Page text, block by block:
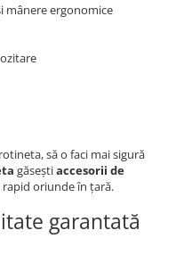
ergonomice
să o faci mai sigură
găseștiaccesorii de
rapid oriunde în țară.
garantată